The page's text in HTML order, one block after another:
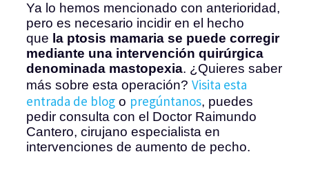
Ya lo hemos mencionado con anterioridad,
pero es necesario incidir en el hecho
que la ptosis mamaria se puede corregir
mediante una intervención quirúrgica
denominada mastopexia. ¿Quieres saber
más sobre esta operación? Visita esta
entrada de blog o pregúntanos, puedes
pedir consulta con el Doctor Raimundo
Cantero, cirujano especialista en
intervenciones de aumento de pecho.